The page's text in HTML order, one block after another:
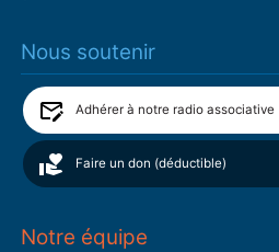
Nous soutenir
Adhérer à notre radio associative
Faire un don (déductible)
Notre équipe